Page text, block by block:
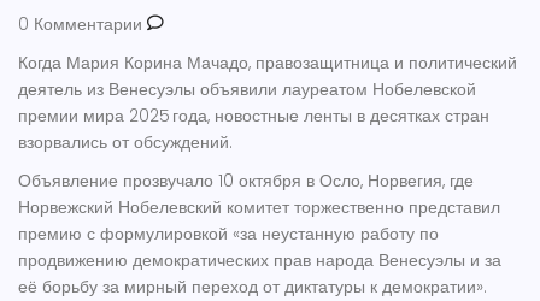
0 Комментарии
Когда Мария Корина Мачадо, правозащитница и политический
деятель из Венесуэлы объявили лауреатом Нобелевской
премии мира 2025 года, новостные ленты в десятках стран
взорвались от обсуждений.
Объявление прозвучало 10 октября в Осло, Норвегия, где
Норвежский Нобелевский комитет торжественно представил
премию с формулировкой «за неустанную работу по
продвижению демократических прав народа Венесуэлы и за
её борьбу за мирный переход от диктатуры к демократии».